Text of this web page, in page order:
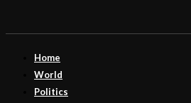
Home
World
Politics